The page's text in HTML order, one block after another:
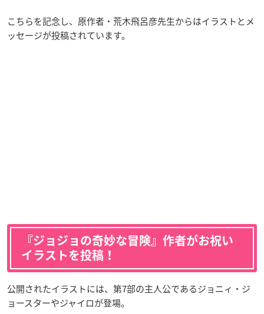
こちらを記念し、原作者・荒木飛呂彦先生からはイラストとメ
ッセージが投稿されています。
『ジョジョの奇妙な冒険』作者がお祝い
イラストを投稿！
公開されたイラストには、第7部の主人公であるジョニィ・ジ
ョースターやジャイロが登場。